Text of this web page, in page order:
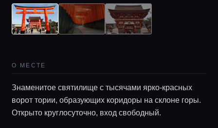
Главная
Локации
Гиды
О МЕСТЕ
Знаменитое святилище с тысячами ярко-красных
ворот тории, образующих коридоры на склоне горы.
Открыто круглосуточно, вход свободный.